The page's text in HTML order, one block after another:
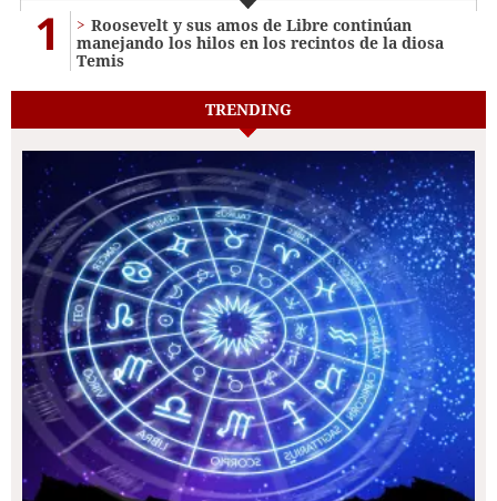
1
Roosevelt y sus amos de Libre continúan
manejando los hilos en los recintos de la diosa
Temis
TRENDING